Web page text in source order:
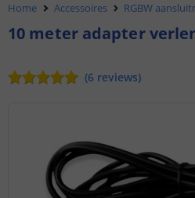
Voor 23:45 uur
Home Accessoires RGBW
10 meter adapter
(6 reviews)